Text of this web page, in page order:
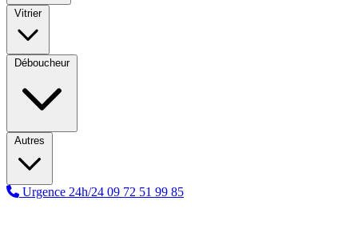
Vitrier
Déboucheur
Autres
Urgence 24h/24 09 72 51 99 85